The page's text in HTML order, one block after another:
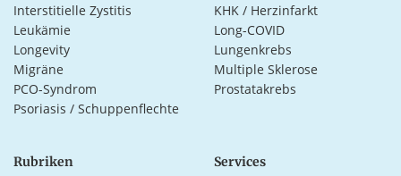
Interstitielle Zystitis
KHK / Herzinfarkt
Leukämie
Long-COVID
Longevity
Lungenkrebs
Migräne
Multiple Sklerose
PCO-Syndrom
Prostatakrebs
Psoriasis / Schuppenflechte
Rubriken Services